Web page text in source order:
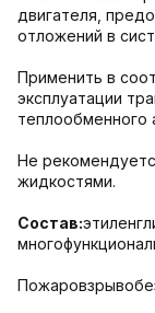
двигателя,
отложений в
Применить в
эксплуатации
теплообменного
Не
жидкостями.
Состав: